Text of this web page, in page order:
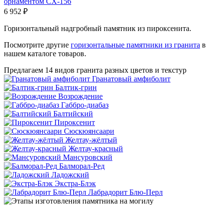
6 952 ₽
Горизонтальный надгробный памятник из пироксенита.
Посмотрите другие горизонтальные памятники из гранита в
нашем каталоге товаров.
Предлагаем 14 видов гранита разных цветов и текстур
Гранатовый амфиболит
Балтик-грин
Возрождение
Габбро-диабаз
Балтийский
Пироксенит
Сюскюянсаари
Желтау-жёлтый
Желтау-красный
Мансуровский
Балморал-Ред
Ладожский
Экстра-Блэк
Лабрадорит Блю-Перл